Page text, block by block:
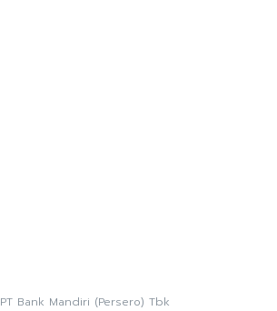
PT Bank Mandiri (Persero) Tbk